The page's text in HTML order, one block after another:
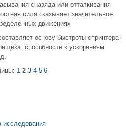
снаряда или отталкивания
сила оказывает значительное
движениях
основу быстроты спринтера-
способности к ускорениям
1 2 3 4 5 6
исследования